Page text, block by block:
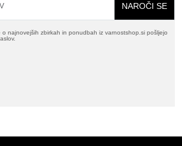
NAROČI SE
o najnovejših zbirkah in ponudbah iz varnostshop.si pošljejo